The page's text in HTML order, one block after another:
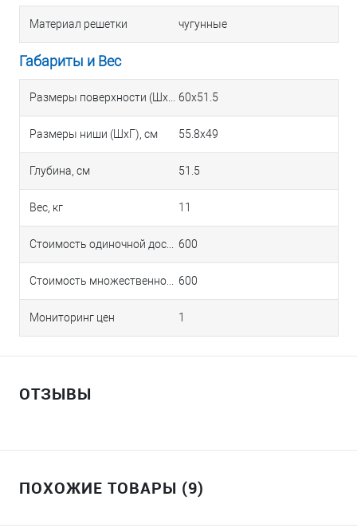
Материал решетки чугунные
Габариты и Вес
60x51.5
Размеры ниши (ШхГ), см 55.8x49
Глубина, см 51.5
Вес, кг 11
600
600
Мониторинг цен 1
ОТЗЫВЫ
ПОХОЖИЕ ТОВАРЫ (9)